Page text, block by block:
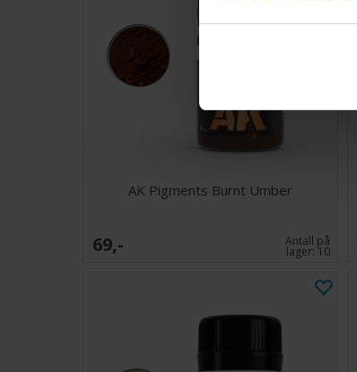
AK Pigments Burnt Umber
69,- Antall på
lager: 10